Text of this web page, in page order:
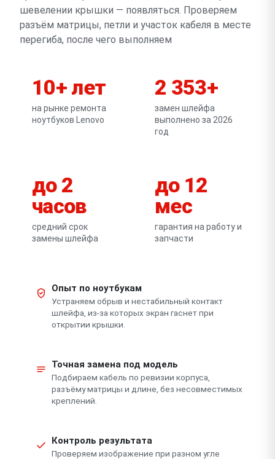
шевелении крышки — появляться. Проверяем
разъём матрицы, петли и участок кабеля в месте
перегиба, после чего выполняем
10+ лет
на рынке ремонта
ноутбуков Lenovo
2 353+
замен шлейфа
выполнено за 2026
год
до 2
часов
средний срок
замены шлейфа
до 12
мес
гарантия на работу и
запчасти
Опыт по ноутбукам
Устраняем обрыв и нестабильный контакт
шлейфа, из-за которых экран гаснет при
открытии крышки.
Точная замена под модель
Подбираем кабель по ревизии корпуса,
разъёму матрицы и длине, без несовместимых
креплений.
Контроль результата
Проверяем изображение при разном угле